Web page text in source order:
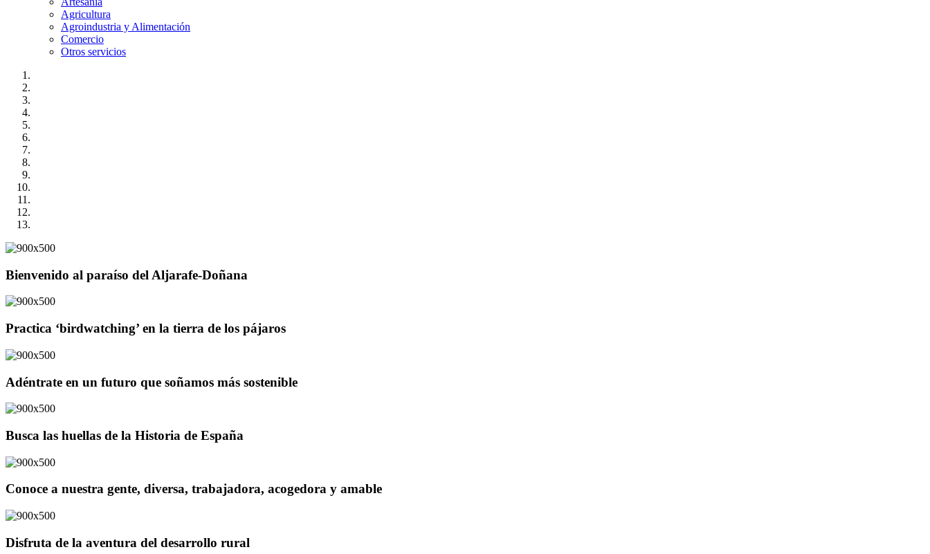
Agricultura
Agroindustria y Alimentación
Comercio
Otros servicios
Bienvenido al paraíso del Aljarafe-Doñana
Practica ‘birdwatching’ en la tierra de los pájaros
Adéntrate en un futuro que soñamos más sostenible
Busca las huellas de la Historia de España
Conoce a nuestra gente, diversa, trabajadora, acogedora y amable
Disfruta de la aventura del desarrollo rural